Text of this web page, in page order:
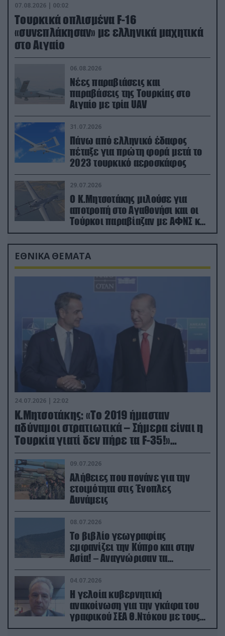
07.08.2026 | 00:02
Τουρκικά οπλισμένα F-16
«συνεπλάκησαν» με ελληνικά μαχητικά
στο Αιγαίο
06.08.2026
Νέες παραβιάσεις και
παραβάσεις της Τουρκίας στο
Αιγαίο με τρία UAV
31.07.2026
Πάνω από ελληνικό έδαφος
πέταξε για πρώτη φορά μετά το
2023 τουρκικό αεροσκάφος
29.07.2026
Ο Κ.Μητσοτάκης μιλούσε για
αποτροπή στο Αγαθονήσι και οι
Τούρκοι παραβίαζαν με ΑΦΝΣ και
drone
ΕΘΝΙΚΑ ΘΕΜΑΤΑ
24.07.2026 | 22:02
Κ.Μητσοτάκης: «Το 2019 ήμασταν
αδύναμοι στρατιωτικά – Σήμερα είναι η
Τουρκία γιατί δεν πήρε τα F-35!»
(βίντεο)
09.07.2026
Αλήθειες που πονάνε για την
ετοιμότητα στις Ένοπλες
Δυνάμεις
08.07.2026
Το βιβλίο γεωγραφίας
εμφανίζει την Κύπρο και στην
Ασία! – Αναγνώρισαν τα
κατεχόμενα; (φωτο)
04.07.2026
Η γελοία κυβερνητική
ανακοίνωση για την γκάφα του
γραφικού ΣΕΑ Θ.Ντόκου με τους
Ρώσους φαρσέρ